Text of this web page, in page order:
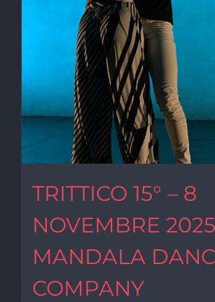
TRITTICO 15° – 8
NOVEMBRE
MANDALA
COMPANY